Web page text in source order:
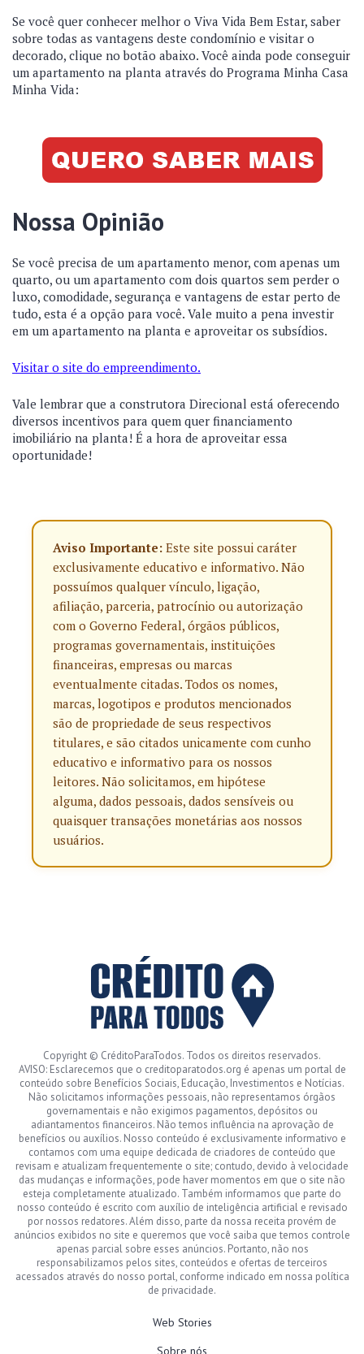
Se você quer conhecer melhor o Viva Vida Bem Estar, saber
sobre todas as vantagens deste condomínio e visitar o
decorado, clique no botão abaixo. Você ainda pode conseguir
um apartamento na planta através do Programa Minha Casa
Minha Vida:
Nossa Opinião
Se você precisa de um apartamento menor, com apenas um
quarto, ou um apartamento com dois quartos sem perder o
luxo, comodidade, segurança e vantagens de estar perto de
tudo, esta é a opção para você. Vale muito a pena investir
em um apartamento na planta e aproveitar os subsídios.
Visitar o site do empreendimento.
Vale lembrar que a construtora Direcional está oferecendo
diversos incentivos para quem quer financiamento
imobiliário na planta! É a hora de aproveitar essa
oportunidade!
Aviso Importante: Este site possui caráter
exclusivamente educativo e informativo. Não
possuímos qualquer vínculo, ligação,
afiliação, parceria, patrocínio ou autorização
com o Governo Federal, órgãos públicos,
programas governamentais, instituições
financeiras, empresas ou marcas
eventualmente citadas. Todos os nomes,
marcas, logotipos e produtos mencionados
são de propriedade de seus respectivos
titulares, e são citados unicamente com cunho
educativo e informativo para os nossos
leitores. Não solicitamos, em hipótese
alguma, dados pessoais, dados sensíveis ou
quaisquer transações monetárias aos nossos
usuários.
Copyright © CréditoParaTodos. Todos os direitos reservados.
AVISO: Esclarecemos que o creditoparatodos.org é apenas um portal de
conteúdo sobre Benefícios Sociais, Educação, Investimentos e Notícias.
Não solicitamos informações pessoais, não representamos órgãos
governamentais e não exigimos pagamentos, depósitos ou
adiantamentos financeiros. Não temos influência na aprovação de
benefícios ou auxílios. Nosso conteúdo é exclusivamente informativo e
contamos com uma equipe dedicada de criadores de conteúdo que
revisam e atualizam frequentemente o site; contudo, devido à velocidade
das mudanças e informações, pode haver momentos em que o site não
esteja completamente atualizado. Também informamos que parte do
nosso conteúdo é escrito com auxílio de inteligência artificial e revisado
por nossos redatores. Além disso, parte da nossa receita provém de
anúncios exibidos no site e queremos que você saiba que temos controle
apenas parcial sobre esses anúncios. Portanto, não nos
responsabilizamos pelos sites, conteúdos e ofertas de terceiros
acessados através do nosso portal, conforme indicado em nossa política
de privacidade.
Web Stories
Sobre nós